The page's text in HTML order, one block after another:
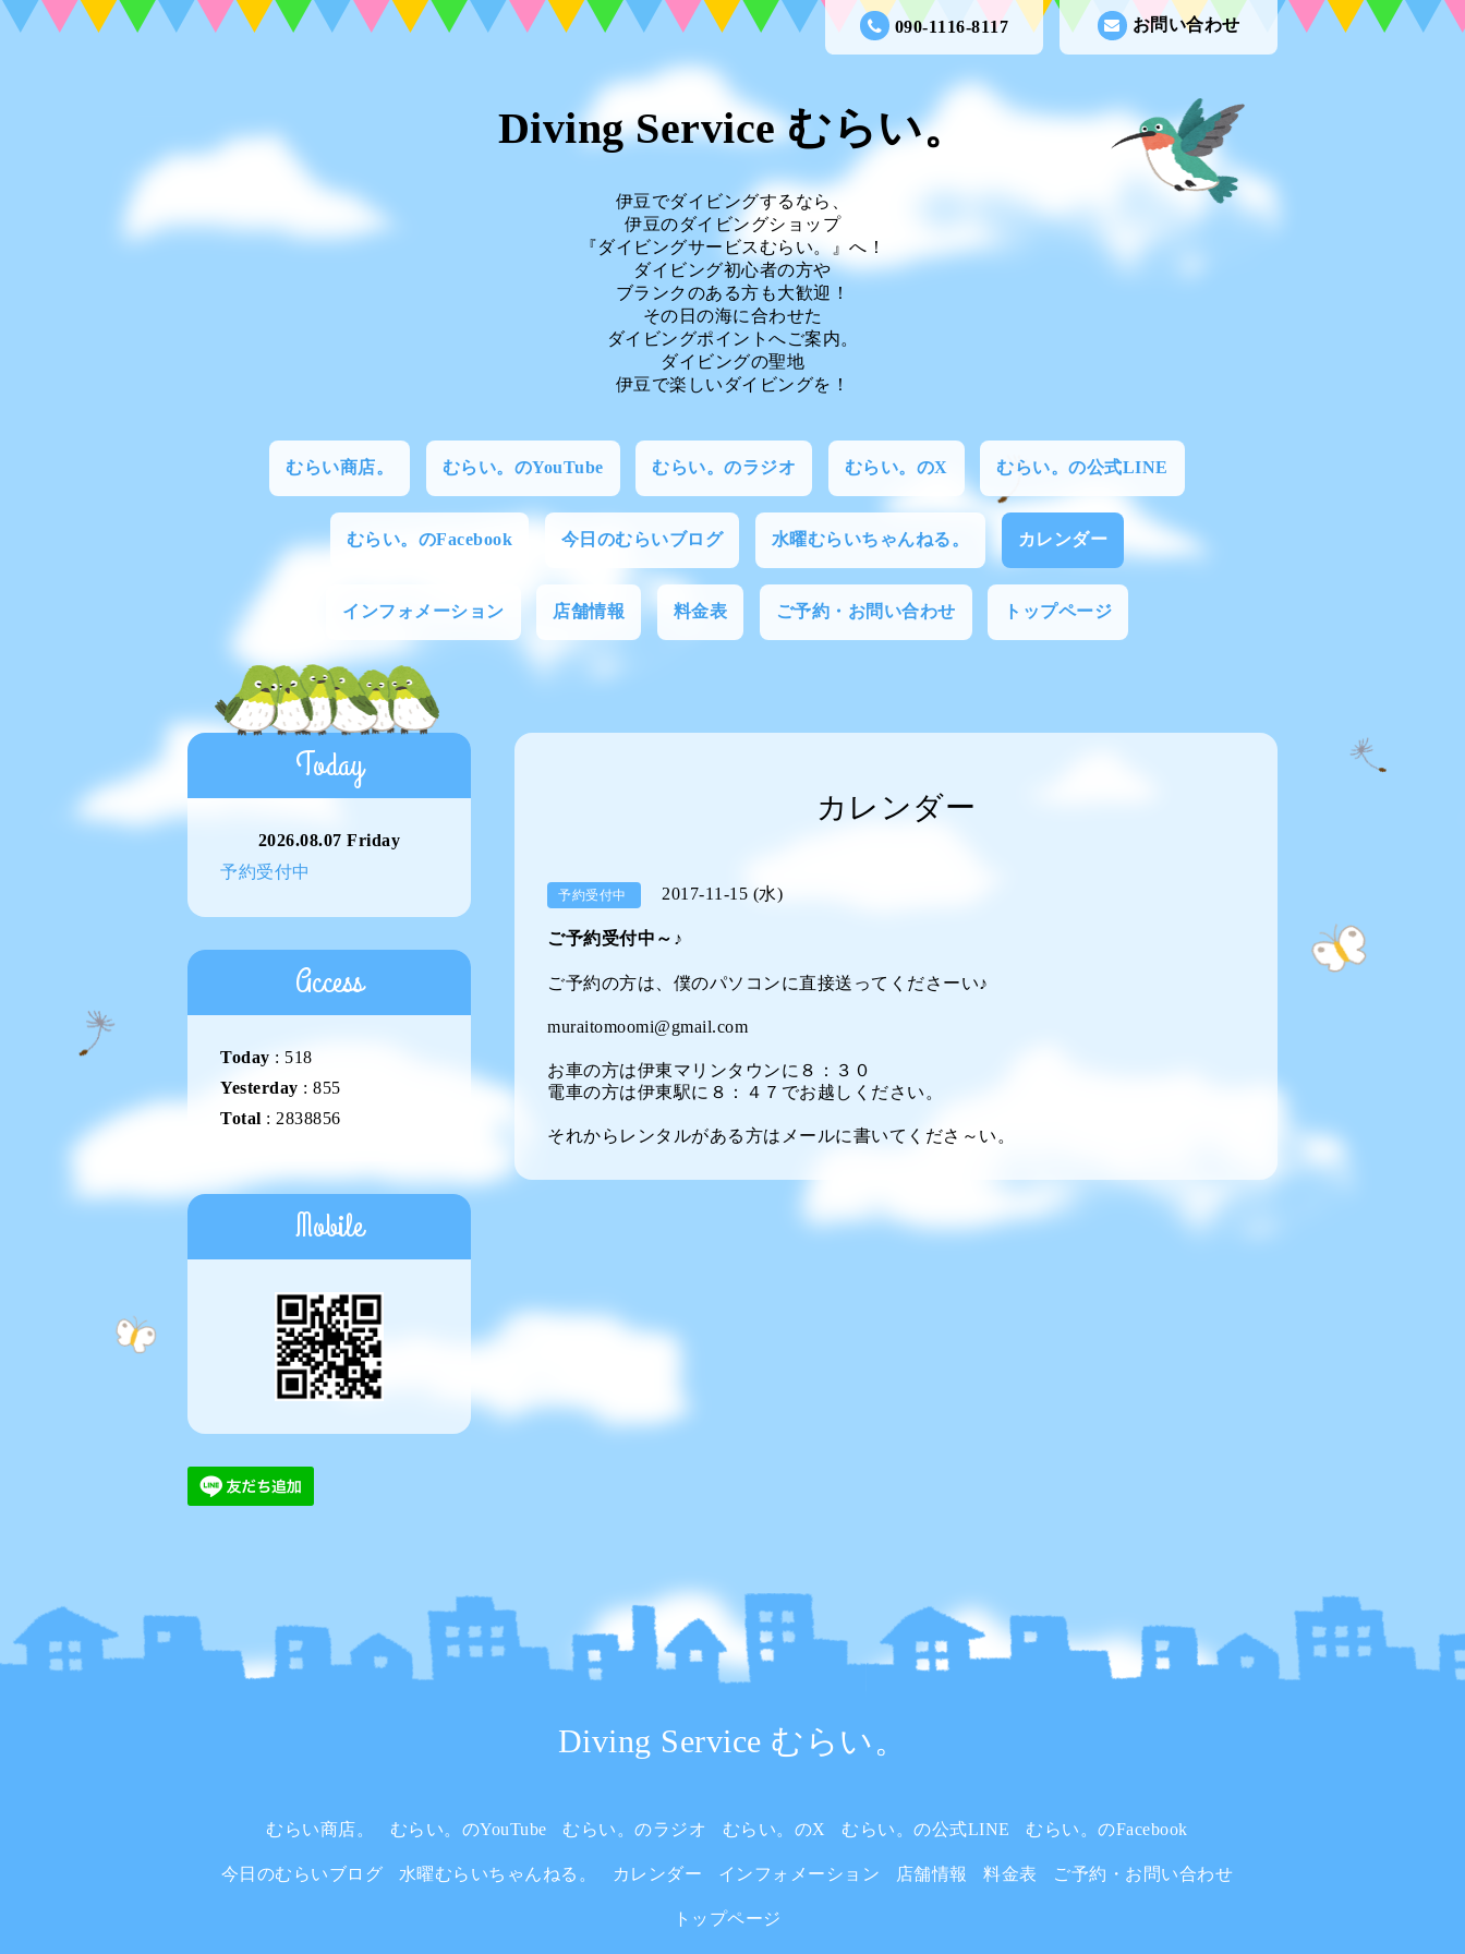
お問い合わせ
090-1116-8117
Diving Service むらい。
伊豆でダイビングするなら、
伊豆のダイビングショップ
『ダイビングサービスむらい。』へ！
ダイビング初心者の方や
ブランクのある方も大歓迎！
その日の海に合わせた
ダイビングポイントへご案内。
ダイビングの聖地
伊豆で楽しいダイビングを！
むらい商店。 むらい。のYouTube むらい。のラジオ むらい。のX むらい。の公式LINE
むらい。のFacebook 今日のむらいブログ 水曜むらいちゃんねる。 カレンダー
インフォメーション 店舗情報 料金表 ご予約・お問い合わせ トップページ
カレンダー
予約受付中 2017-11-15 (水)
ご予約受付中～♪
ご予約の方は、僕のパソコンに直接送ってくださーい♪
muraitomoomi@gmail.com
お車の方は伊東マリンタウンに８：３０
電車の方は伊東駅に８：４７でお越しください。
それからレンタルがある方はメールに書いてくださ～い。
Today
2026.08.07 Friday
予約受付中
Access
Today : 518
Yesterday : 855
Total : 2838856
Mobile
Diving Service むらい。
むらい商店。 むらい。のYouTube むらい。のラジオ むらい。のX むらい。の公式LINE むらい。のFacebook
今日のむらいブログ 水曜むらいちゃんねる。 カレンダー インフォメーション 店舗情報 料金表 ご予約・お問い合わせ
トップページ